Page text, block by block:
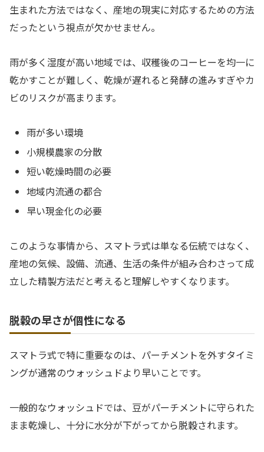
生まれた方法ではなく、産地の現実に対応するための方法
だったという視点が欠かせません。
雨が多く湿度が高い地域では、収穫後のコーヒーを均一に
乾かすことが難しく、乾燥が遅れると発酵の進みすぎやカ
ビのリスクが高まります。
雨が多い環境
小規模農家の分散
短い乾燥時間の必要
地域内流通の都合
早い現金化の必要
このような事情から、スマトラ式は単なる伝統ではなく、
産地の気候、設備、流通、生活の条件が組み合わさって成
立した精製方法だと考えると理解しやすくなります。
脱穀の早さが個性になる
スマトラ式で特に重要なのは、パーチメントを外すタイミ
ングが通常のウォッシュドより早いことです。
一般的なウォッシュドでは、豆がパーチメントに守られた
まま乾燥し、十分に水分が下がってから脱穀されます。